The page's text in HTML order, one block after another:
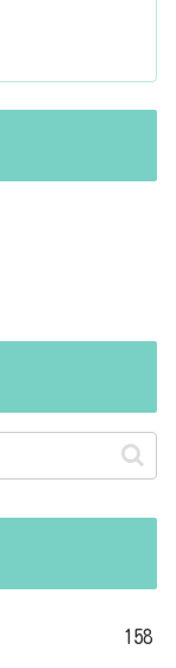
158